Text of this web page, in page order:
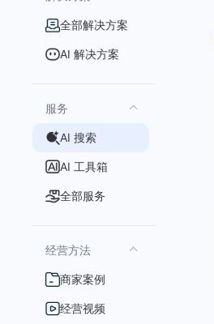
全部解决方案
AI 解决方案
服务
AI 搜索
AI 工具箱
全部服务
经营方法
商家案例
经营视频